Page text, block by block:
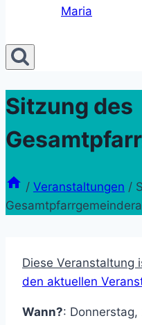
Maria
Sitzung des
/ Veranstaltungen /
Diese Veranstaltung
den aktuellen
Wann?: Donnerstag,